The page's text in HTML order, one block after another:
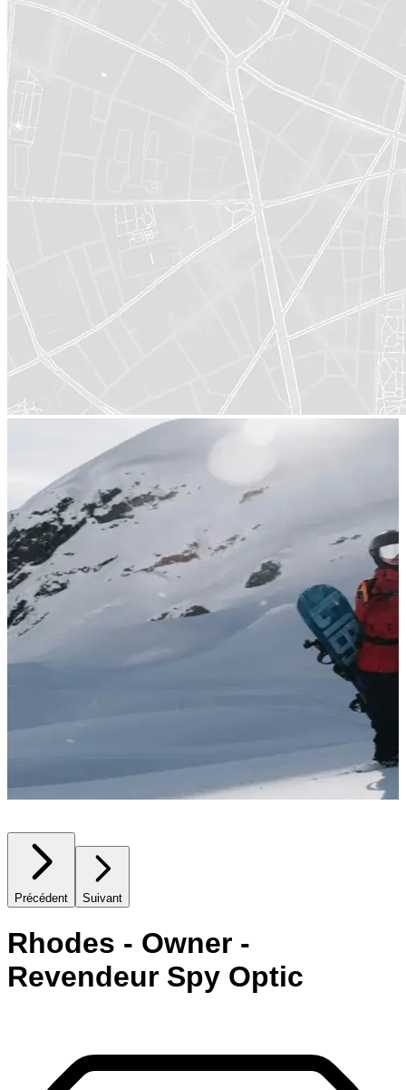
Précédent Suivant
Rhodes - Owner -
Revendeur Spy Optic